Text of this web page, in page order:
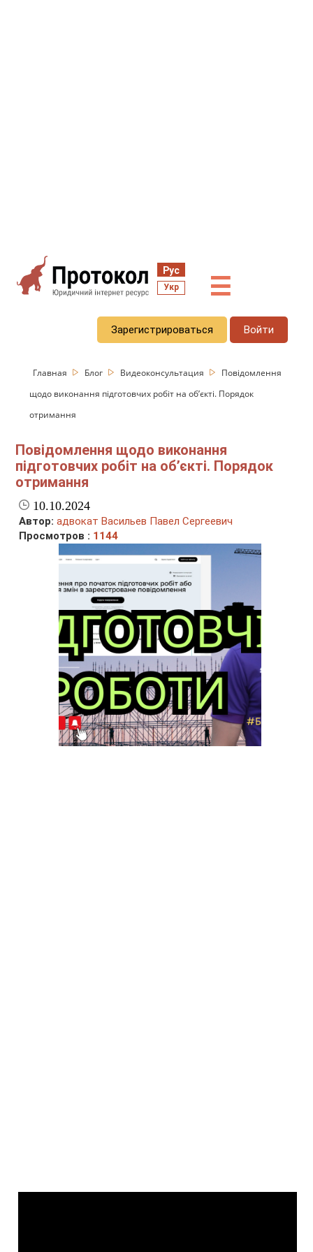
Рус
Укр ☰
Зарегистрироваться Войти
Главная Блог Видеоконсультация
Повідомлення
щодо виконання підготовчих робіт на об’єкті. Порядок
отримання
Повідомлення щодо виконання
підготовчих робіт на об’єкті. Порядок
отримання
10.10.2024
Автор: адвокат Васильев Павел Сергеевич
Просмотров : 1144